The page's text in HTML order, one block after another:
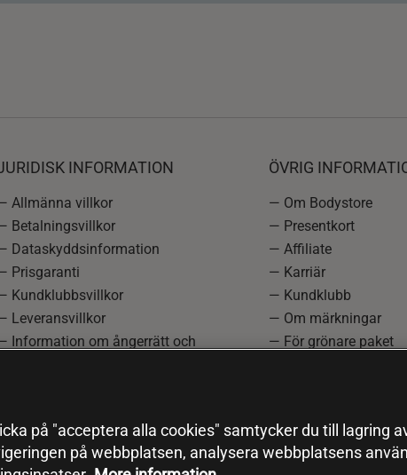
INFORMATION
Allmänna villkor
Betalningsvillkor
Dataskyddsinformation
Prisgaranti
Kundklubbsvillkor
Leveransvillkor
Information om ångerrätt och
ÖVRIG
— Om Bodystore
— Presentkort
— Affiliate
— Karriär
— Kundklubb
— Om märkningar
— För grönare paket
på "acceptera alla cookies" samtycker du till lagring
på webbplatsen, analysera webbplatsens